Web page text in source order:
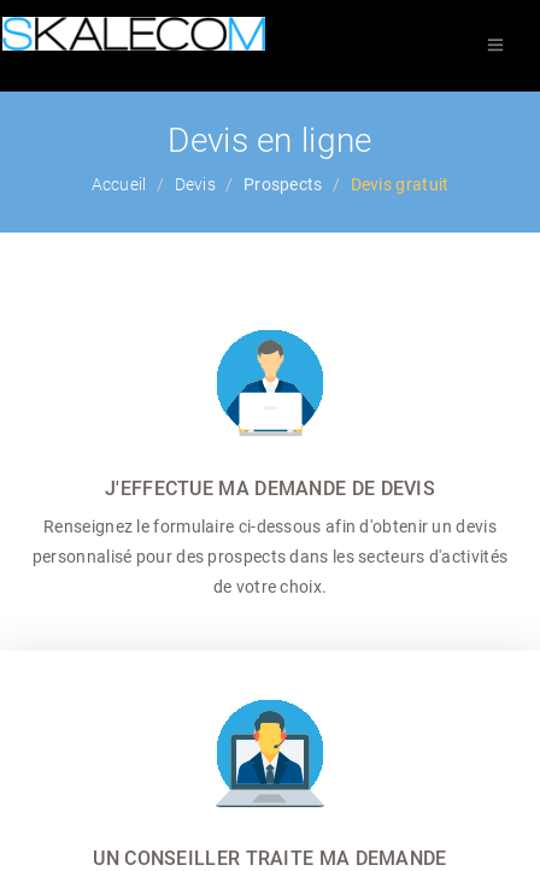
Devis en ligne
Accueil Devis Prospects Devis gratuit
J'EFFECTUE MA DEMANDE DE DEVIS
Renseignez le formulaire ci-dessous afin d'obtenir un devis
personnalisé pour des prospects dans les secteurs d'activités
de votre choix.
UN CONSEILLER TRAITE MA DEMANDE